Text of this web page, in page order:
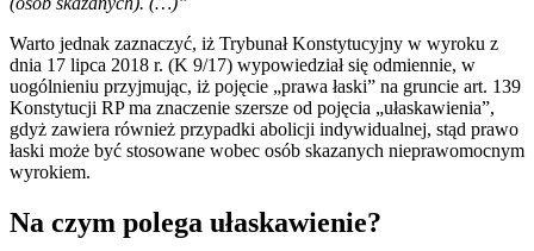
Warto jednak zaznaczyć, iż Trybunał Konstytucyjny w wyroku z
dnia 17 lipca 2018 r. (K 9/17) wypowiedział się odmiennie, w
uogólnieniu przyjmując, iż pojęcie „prawa łaski” na gruncie art. 139
Konstytucji RP ma znaczenie szersze od pojęcia „ułaskawienia”,
gdyż zawiera również przypadki abolicji indywidualnej, stąd prawo
łaski może być stosowane wobec osób skazanych nieprawomocnym
wyrokiem.
Na czym polega ułaskawienie?